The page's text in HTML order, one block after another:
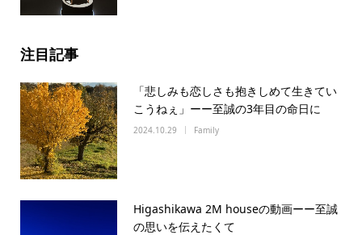
注目記事
「悲しみも恋しさも抱きしめて生きてい
こうねぇ」ーー至誠の3年目の命日に
2024.10.29 Family
Higashikawa 2M houseの動画ーー至誠
の思いを伝えたくて